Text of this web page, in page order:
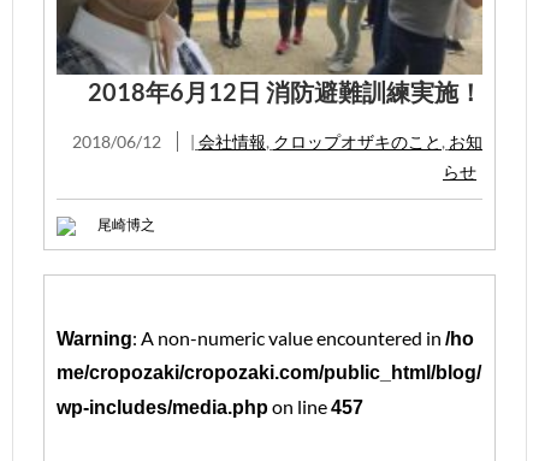
2018年6月12日 消防避難訓練実施！
2018/06/12 | 会社情報, クロップオザキのこと , お知
らせ
尾崎博之
Warning: A non-numeric value encountered in /ho
me/cropozaki/cropozaki.com/public_html/blog/
wp-includes/media.phpon line457